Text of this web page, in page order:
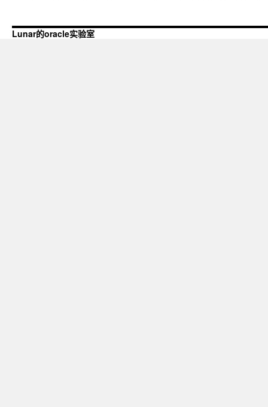
Lunar的oracle实验室